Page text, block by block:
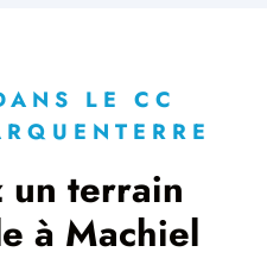
LE CC
un terrain
à Machiel